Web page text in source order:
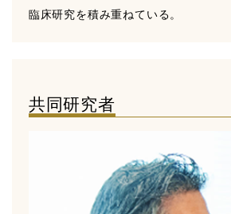
臨床研究を積み重ねている。
共同研究者